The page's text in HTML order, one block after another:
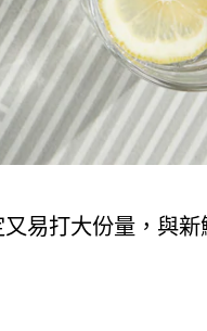
易打大份量，與